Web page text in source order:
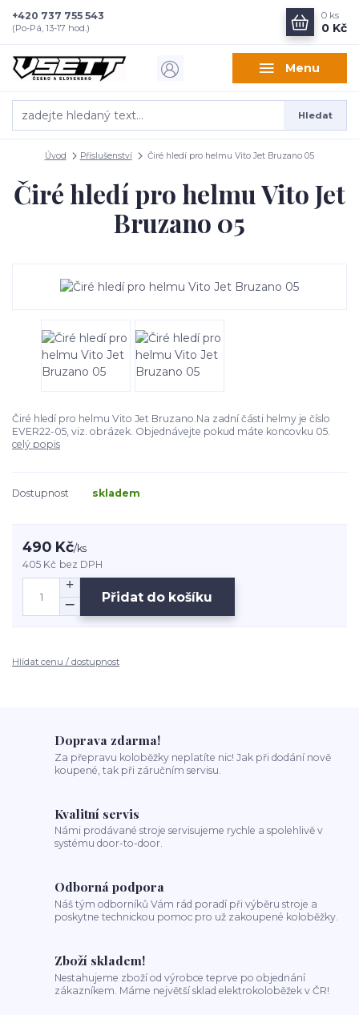
Menu
Hledat
+420 737 755 543
(Po-Pá, 13-17 hod.)
0 ks
0 Kč
Úvod Příslušenství Čiré hledí pro helmu Vito Jet Bruzano 05
Čiré hledí pro helmu Vito Jet
Bruzano 05
Čiré hledí pro helmu Vito Jet Bruzano.Na zadní části helmy je číslo
EVER22-05, viz. obrázek. Objednávejte pokud máte koncovku 05.
celý popis
Dostupnost skladem
490 Kč/ks
405 Kč bez DPH
Přidat do košíku
Hlídat cenu / dostupnost
Doprava zdarma!
Za přepravu koloběžky neplatíte nic! Jak při dodání nově
koupené, tak při záručním servisu.
Kvalitní servis
Námi prodávané stroje servisujeme rychle a spolehlivě v
systému door-to-door.
Odborná podpora
Náš tým odborníků Vám rád poradí při výběru stroje a
poskytne technickou pomoc pro už zakoupené koloběžky.
Zboží skladem!
Nestahujeme zboží od výrobce teprve po objednání
zákazníkem. Máme největší sklad elektrokoloběžek v ČR!